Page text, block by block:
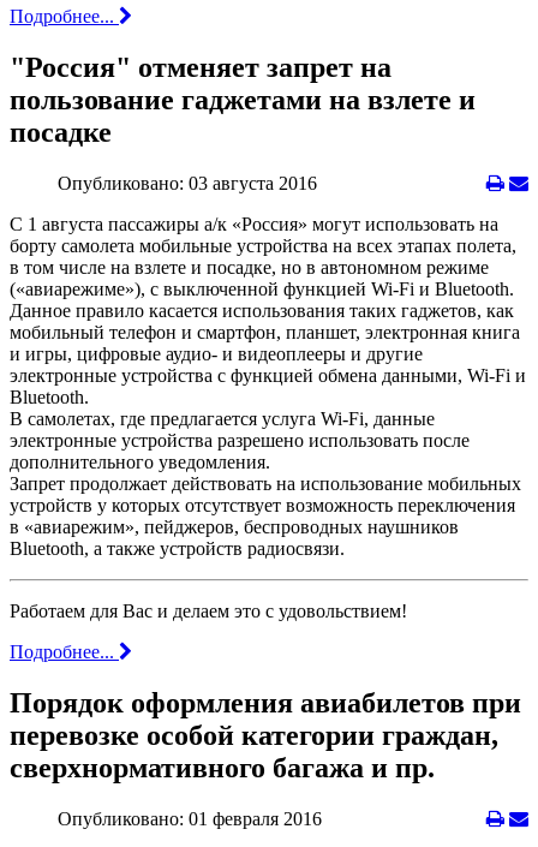
Подробнее...
"Россия" отменяет запрет на
пользование гаджетами на взлете и
посадке
Опубликовано: 03 августа 2016
С 1 августа пассажиры а/к «Россия» могут использовать на
борту самолета мобильные устройства на всех этапах полета,
в том числе на взлете и посадке, но в автономном режиме
(«авиарежиме»), с выключенной функцией Wi-Fi и Bluetooth.
Данное правило касается использования таких гаджетов, как
мобильный телефон и смартфон, планшет, электронная книга
и игры, цифровые аудио- и видеоплееры и другие
электронные устройства с функцией обмена данными, Wi-Fi и
Bluetooth.
В самолетах, где предлагается услуга Wi-Fi, данные
электронные устройства разрешено использовать после
дополнительного уведомления.
Запрет продолжает действовать на использование мобильных
устройств у которых отсутствует возможность переключения
в «авиарежим», пейджеров, беспроводных наушников
Bluetooth, а также устройств радиосвязи.
Работаем для Вас и делаем это с удовольствием!
Подробнее...
Порядок оформления авиабилетов при
перевозке особой категории граждан,
сверхнормативного багажа и пр.
Опубликовано: 01 февраля 2016